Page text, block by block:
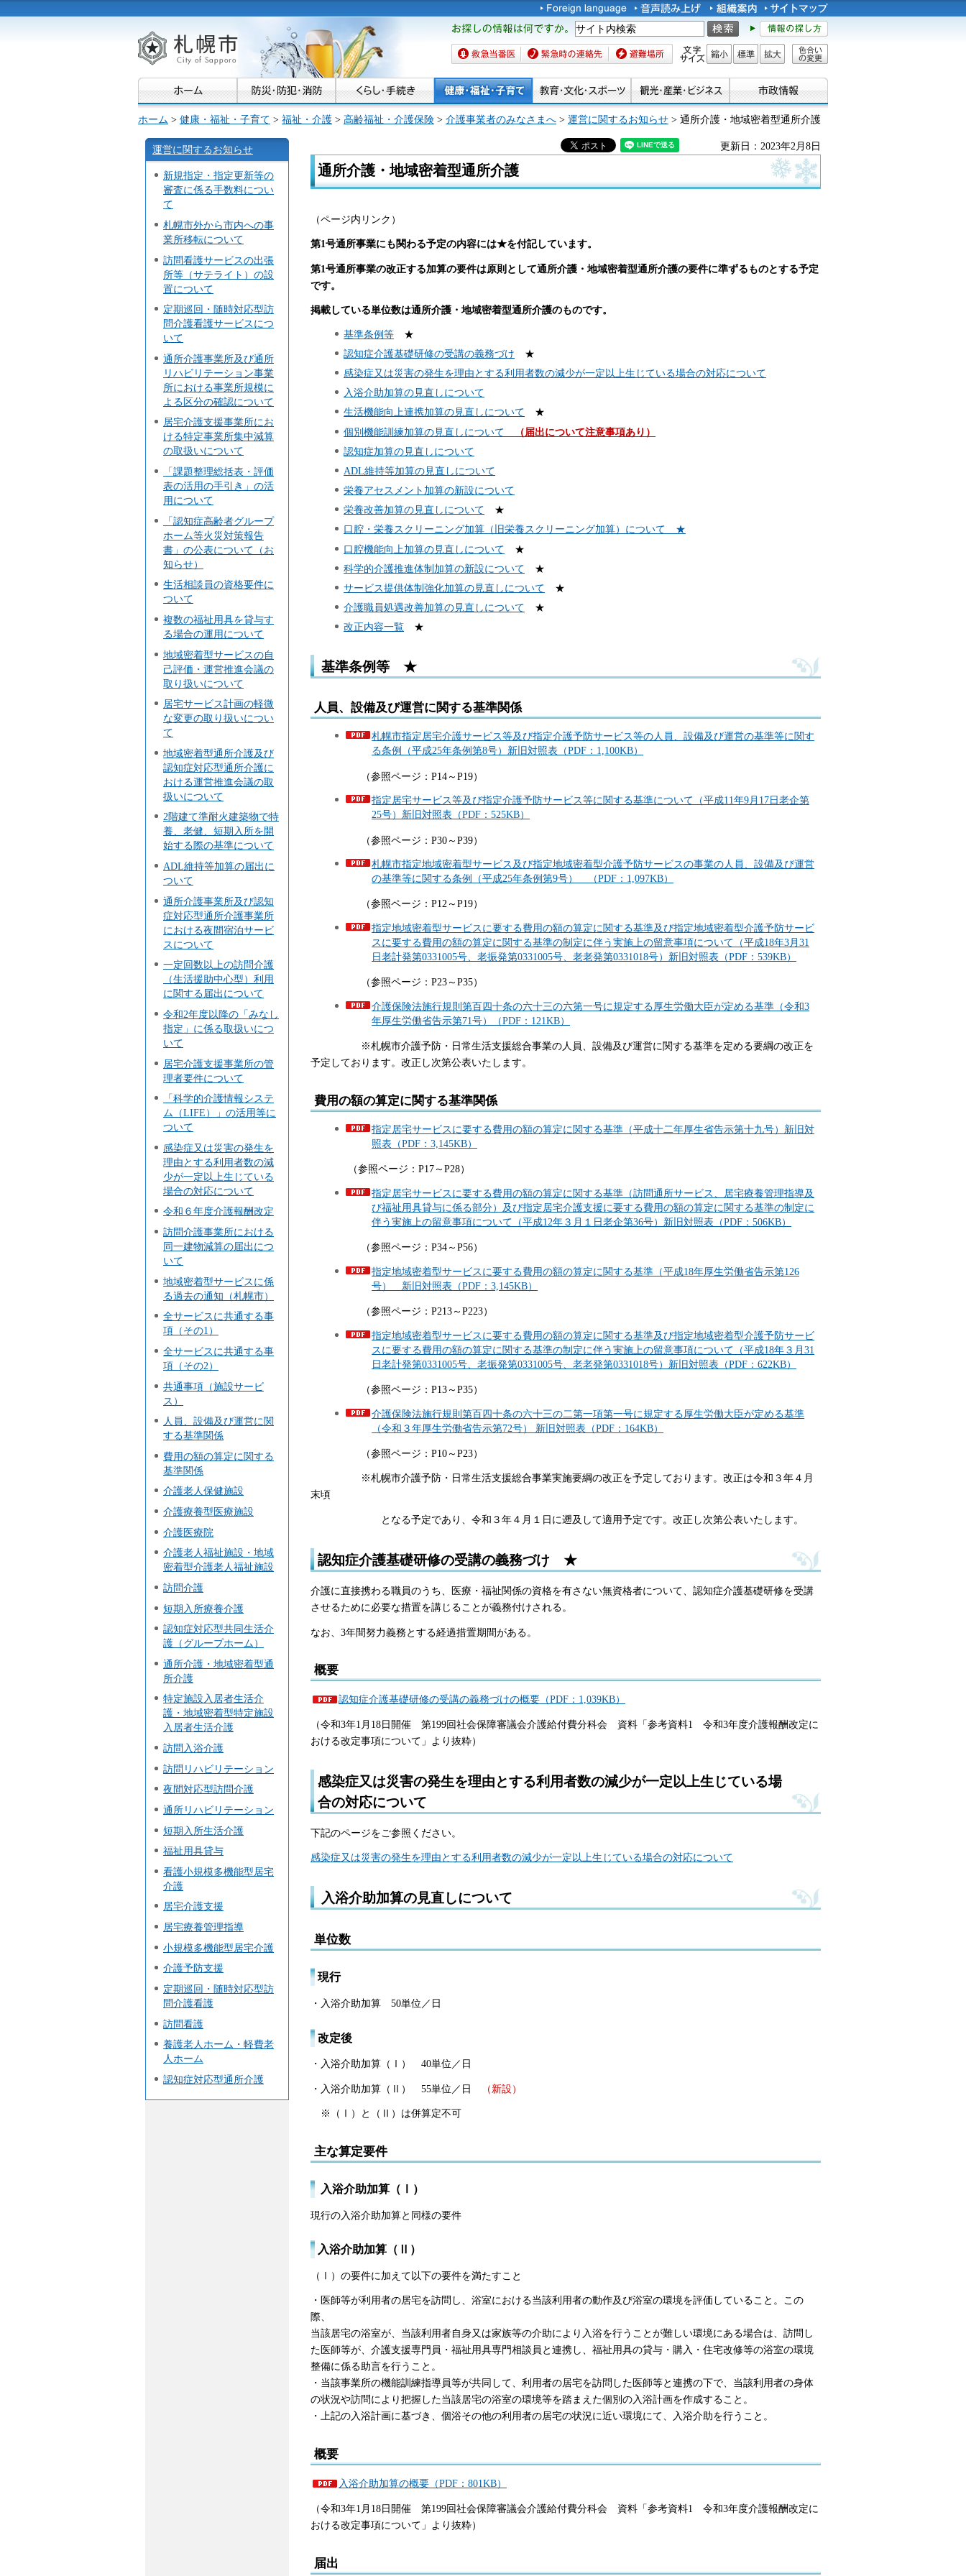
札幌市
お探しの情報は何です
か。
救急当番医 緊急時の連絡先 避難場所 文字サイズ
縮小 標準 拡大
色合い
ホーム > 健康・福祉・子育て > 福祉・介護 > 高齢福祉・介護保険 > 介護事業者のみなさまへ > 運営に関するお知らせ > 通所介護・地域密着型通所介護
運営に関するお知らせ
新規指定・指定更新等の
審査に係る手数料につい
て
札幌市外から市内への事
業所移転について
訪問看護サービスの出張
所等（サテライト）の設
置について
定期巡回・随時対応型訪
問介護看護サービスにつ
いて
通所介護事業所及び通所
リハビリテーション事業
所における事業所規模に
よる区分の確認について
居宅介護支援事業所にお
ける特定事業所集中減算
の取扱いについて
「課題整理総括表・評価
表の活用の手引き」の活
用について
「認知症高齢者グループ
ホーム等火災対策報告
書」の公表について（お
知らせ）
生活相談員の資格要件に
ついて
複数の福祉用具を貸与す
る場合の運用について
地域密着型サービスの自
己評価・運営推進会議の
取り扱いについて
居宅サービス計画の軽微
な変更の取り扱いについ
て
地域密着型通所介護及び
認知症対応型通所介護に
おける運営推進会議の取
扱いについて
2階建て準耐火建築物で特
養、老健、短期入所を開
始する際の基準について
ADL維持等加算の届出に
ついて
通所介護事業所及び認知
症対応型通所介護事業所
における夜間宿泊サービ
スについて
一定回数以上の訪問介護
（生活援助中心型）利用
に関する届出について
令和2年度以降の「みなし
指定」に係る取扱いにつ
いて
居宅介護支援事業所の管
理者要件について
「科学的介護情報システ
ム（LIFE）」の活用等に
ついて
感染症又は災害の発生を
理由とする利用者数の減
少が一定以上生じている
場合の対応について
令和６年度介護報酬改定
訪問介護事業所における
同一建物減算の届出につ
いて
地域密着型サービスに係
る過去の通知（札幌市）
全サービスに共通する事
項（その1）
全サービスに共通する事
項（その2）
共通事項（施設サービ
ス）
人員、設備及び運営に関
する基準関係
費用の額の算定に関する
基準関係
介護老人保健施設
介護療養型医療施設
介護医療院
介護老人福祉施設・地域
密着型介護老人福祉施設
訪問介護
短期入所療養介護
認知症対応型共同生活介
護（グループホーム）
通所介護・地域密着型通
所介護
特定施設入居者生活介
護・地域密着型特定施設
入居者生活介護
訪問入浴介護
訪問リハビリテーション
夜間対応型訪問介護
通所リハビリテーション
短期入所生活介護
福祉用具貸与
看護小規模多機能型居宅
介護
居宅介護支援
居宅療養管理指導
小規模多機能型居宅介護
介護予防支援
定期巡回・随時対応型訪
問介護看護
訪問看護
養護老人ホーム・軽費老
人ホーム
認知症対応型通所介護
更新日：2023年2月8日
通所介護・地域密着型通所介護
（ページ内リンク）
第1号通所事業にも関わる予定の内容には★を付記しています。
第1号通所事業の改正する加算の要件は原則として通所介護・地域密着型通所介護の要件に準ずるものとする予定
です。
掲載している単位数は通所介護・地域密着型通所介護のものです。
基準条例等 ★
認知症介護基礎研修の受講の義務づけ ★
感染症又は災害の発生を理由とする利用者数の減少が一定以上生じている場合の対応について
入浴介助加算の見直しについて
生活機能向上連携加算の見直しについて ★
個別機能訓練加算の見直しについて
（届出について注意事項あり）
認知症加算の見直しについて
ADL維持等加算の見直しについて
栄養アセスメント加算の新設について
栄養改善加算の見直しについて ★
口腔・栄養スクリーニング加算（旧栄養スクリーニング加算）について ★
口腔機能向上加算の見直しについて ★
科学的介護推進体制加算の新設について ★
サービス提供体制強化加算の見直しについて ★
介護職員処遇改善加算の見直しについて ★
改正内容一覧 ★
基準条例等 ★
人員、設備及び運営に関する基準関係
札幌市指定居宅介護サービス等及び指定介護予防サービス等の人員、設備及び運営の基準等に関す
る条例（平成25年条例第8号）新旧対照表（PDF：1,100KB）
（参照ページ：P14～P19）
指定居宅サービス等及び指定介護予防サービス等に関する基準について（平成11年9月17日老企第
25号）新旧対照表（PDF：525KB）
（参照ページ：P30～P39）
札幌市指定地域密着型サービス及び指定地域密着型介護予防サービスの事業の人員、設備及び運営
の基準等に関する条例（平成25年条例第9号） （PDF：1,097KB）
（参照ページ：P12～P19）
指定地域密着型サービスに要する費用の額の算定に関する基準及び指定地域密着型介護予防サービ
スに要する費用の額の算定に関する基準の制定に伴う実施上の留意事項について（平成18年3月31
日老計発第0331005号、老振発第0331005号、老老発第0331018号）新旧対照表（PDF：539KB）
（参照ページ：P23～P35）
介護保険法施行規則第百四十条の六十三の六第一号に規定する厚生労働大臣が定める基準（令和3
年厚生労働省告示第71号）（PDF：121KB）
※札幌市介護予防・日常生活支援総合事業の人員、設備及び運営に関する基準を定める要綱の改正を
予定しております。改正し次第公表いたします。
費用の額の算定に関する基準関係
指定居宅サービスに要する費用の額の算定に関する基準（平成十二年厚生省告示第十九号）新旧対
照表（PDF：3,145KB）
（参照ページ：P17～P28）
指定居宅サービスに要する費用の額の算定に関する基準（訪問通所サービス、居宅療養管理指導及
び福祉用具貸与に係る部分）及び指定居宅介護支援に要する費用の額の算定に関する基準の制定に
伴う実施上の留意事項について（平成12年３月１日老企第36号）新旧対照表（PDF：506KB）
（参照ページ：P34～P56）
指定地域密着型サービスに要する費用の額の算定に関する基準（平成18年厚生労働省告示第126
号） 新旧対照表（PDF：3,145KB）
（参照ページ：P213～P223）
指定地域密着型サービスに要する費用の額の算定に関する基準及び指定地域密着型介護予防サービ
スに要する費用の額の算定に関する基準の制定に伴う実施上の留意事項について（平成18年３月31
日老計発第0331005号、老振発第0331005号、老老発第0331018号）新旧対照表（PDF：622KB）
（参照ページ：P13～P35）
介護保険法施行規則第百四十条の六十三の二第一項第一号に規定する厚生労働大臣が定める基準
（令和３年厚生労働省告示第72号） 新旧対照表（PDF：164KB）
（参照ページ：P10～P23）
※札幌市介護予防・日常生活支援総合事業実施要綱の改正を予定しております。改正は令和３年４月
末頃
となる予定であり、令和３年４月１日に遡及して適用予定です。改正し次第公表いたします。
認知症介護基礎研修の受講の義務づけ ★
介護に直接携わる職員のうち、医療・福祉関係の資格を有さない無資格者について、認知症介護基礎研修を受講
させるために必要な措置を講じることが義務付けされる。
なお、3年間努力義務とする経過措置期間がある。
概要
認知症介護基礎研修の受講の義務づけの概要（PDF：1,039KB）
（令和3年1月18日開催 第199回社会保障審議会介護給付費分科会 資料「参考資料1 令和3年度介護報酬改定に
おける改定事項について」より抜粋）
感染症又は災害の発生を理由とする利用者数の減少が一定以上生じている場
合の対応について
下記のページをご参照ください。
感染症又は災害の発生を理由とする利用者数の減少が一定以上生じている場合の対応について
入浴介助加算の見直しについて
単位数
現行
・入浴介助加算 50単位／日
改定後
・入浴介助加算（Ⅰ） 40単位／日
・入浴介助加算（Ⅱ） 55単位／日 （新設）
※（Ⅰ）と（Ⅱ）は併算定不可
主な算定要件
入浴介助加算（Ⅰ）
現行の入浴介助加算と同様の要件
入浴介助加算（Ⅱ）
（Ⅰ）の要件に加えて以下の要件を満たすこと
・医師等が利用者の居宅を訪問し、浴室における当該利用者の動作及び浴室の環境を評価していること。この
際、
当該居宅の浴室が、当該利用者自身又は家族等の介助により入浴を行うことが難しい環境にある場合は、訪問し
た医師等が、介護支援専門員・福祉用具専門相談員と連携し、福祉用具の貸与・購入・住宅改修等の浴室の環境
整備に係る助言を行うこと。
・当該事業所の機能訓練指導員等が共同して、利用者の居宅を訪問した医師等と連携の下で、当該利用者の身体
の状況や訪問により把握した当該居宅の浴室の環境等を踏まえた個別の入浴計画を作成すること。
・上記の入浴計画に基づき、個浴その他の利用者の居宅の状況に近い環境にて、入浴介助を行うこと。
概要
入浴介助加算の概要（PDF：801KB）
（令和3年1月18日開催 第199回社会保障審議会介護給付費分科会 資料「参考資料1 令和3年度介護報酬改定に
おける改定事項について」より抜粋）
届出